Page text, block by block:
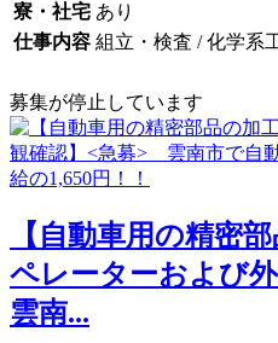
寮・社宅 あり
仕事内容 組立・検査 / 化学系
募集が停止しています
【自動車用の精密
ペレーターおよび
雲南...